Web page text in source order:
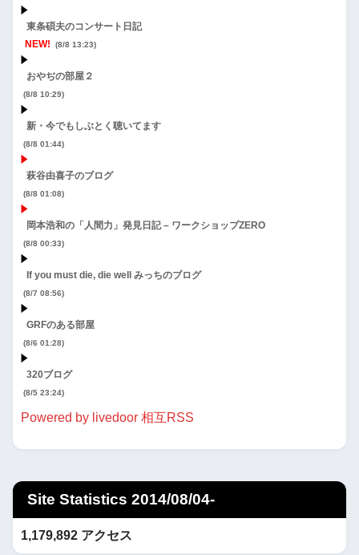
東条碩夫のコンサート日記
NEW!
(8/8 13:23)
おやぢの部屋２
(8/8 10:29)
新・今でもしぶとく聴いてます
(8/8 01:44)
萩谷由喜子のブログ
(8/8 01:08)
岡本浩和の「人間力」発見日記 – ワークショップZERO
(8/8 00:33)
If you must die, die well みっちのブログ
(8/7 08:56)
GRFのある部屋
(8/6 01:28)
320ブログ
(8/5 23:24)
Powered by livedoor 相互RSS
Site Statistics 2014/08/04-
1,179,892 アクセス